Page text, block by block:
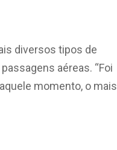
diversos tipos de
aéreas. “Foi
momento, o mais